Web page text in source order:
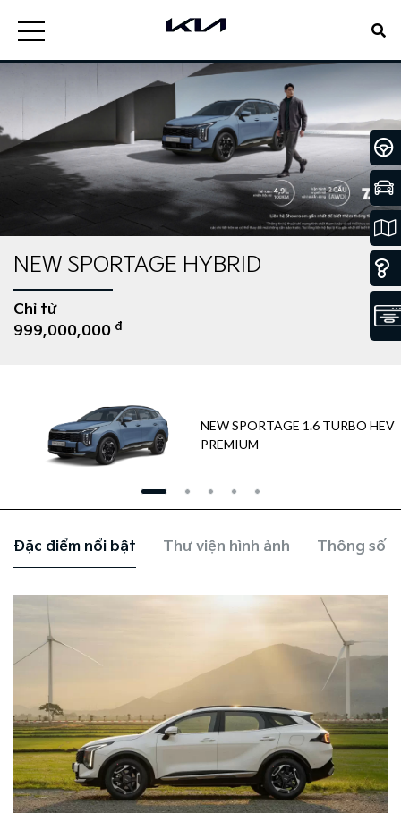
NEW SPORTAGE HYBRID
Chỉ từ
999,000,000 đ
NEW SPORTAGE 1.6 TURBO HEV
PREMIUM
Đặc điểm nổi bật Thư viện hình ảnh Thông số